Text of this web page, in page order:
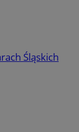
Śląskich